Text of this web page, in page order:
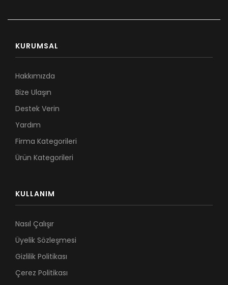
KURUMSAL
Hakkımızda
Bize Ulaşın
Destek Verin
Yardım
Firma Kategorileri
Ürün Kategorileri
KULLANIM
Nasıl Çalışır
Üyelik Sözleşmesi
Gizlilik Politikası
Çerez Politikası